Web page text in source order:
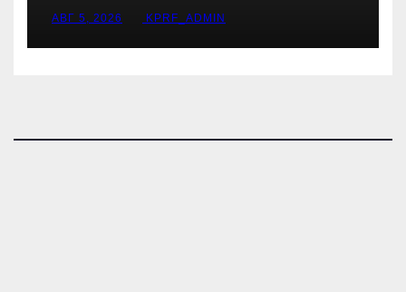
АВГ 5, 2026 KPRF_ADMIN